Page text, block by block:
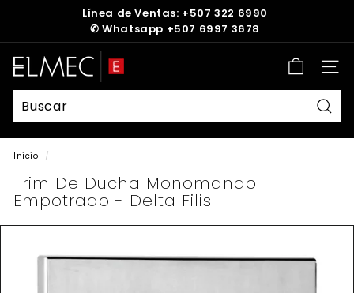
diapositivas
pausa
Línea de Ventas: +507 322 6990
✆ Whatsapp +507 6997 3678
E
L
M
E
C
Inicio /
Trim De Ducha Monomando
Empotrado - Delta Filis